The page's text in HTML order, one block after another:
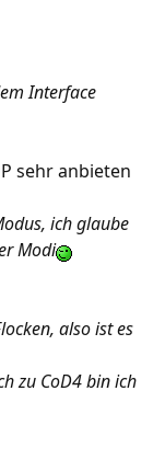
Interface
sehr anbieten
ich glaube
Modi
also ist es
zu CoD4 bin ich